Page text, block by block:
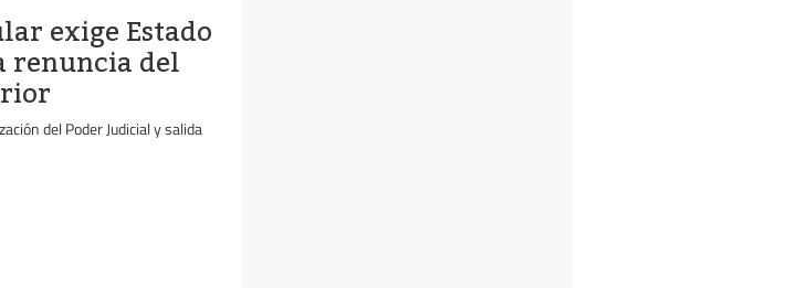
exige Estado
renuncia del
del Poder Judicial y salida